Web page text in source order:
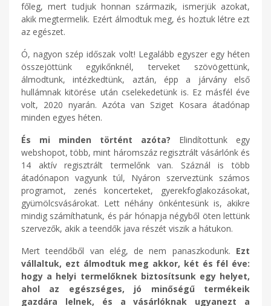
főleg, mert tudjuk honnan származik, ismerjük azokat,
akik megtermelik. Ezért álmodtuk meg, és hoztuk létre ezt
az egészet.
Ó, nagyon szép időszak volt! Legalább egyszer egy héten
összejöttünk egyikőnknél, terveket szövögettünk,
álmodtunk, intézkedtünk, aztán, épp a járvány első
hullámnak kitörése után cselekedetünk is. Ez másfél éve
volt, 2020 nyarán. Azóta van Sziget Kosara átadónap
minden egyes héten.
És mi minden történt azóta? Elindítottunk egy
webshopot, több, mint háromszáz regisztrált vásárlónk és
14 aktív regisztrált termelőnk van. Száznál is több
átadónapon vagyunk túl, Nyáron szerveztünk számos
programot, zenés koncerteket, gyerekfoglakozásokat,
gyümölcsvásárokat. Lett néhány önkéntesünk is, akikre
mindig számíthatunk, és pár hónapja négyből öten lettünk
szervezők, akik a teendők java részét viszik a hátukon.
Mert teendőből van elég, de nem panaszkodunk. Ezt
vállaltuk, ezt álmodtuk meg akkor, két és fél éve:
hogy a helyi termelőknek biztosítsunk egy helyet,
ahol az egészséges, jó minőségű termékeik
gazdára lelnek, és a vásárlóknak ugyanezt a